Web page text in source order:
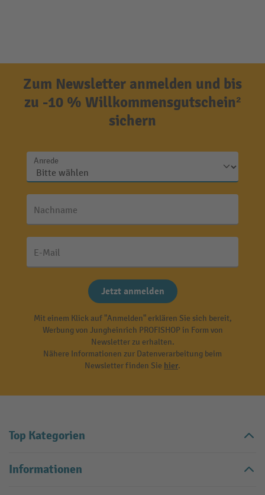
Zum Newsletter anmelden und bis
zu -10 % Willkommensgutschein²
sichern
Anrede
Nachname
E-Mail
Jetzt anmelden
Mit einem Klick auf "Anmelden" erklären Sie sich bereit,
Werbung von Jungheinrich PROFISHOP in Form von
Newsletter zu erhalten.
Nähere Informationen zur Datenverarbeitung beim
Newsletter finden Sie hier.
Top Kategorien
Informationen